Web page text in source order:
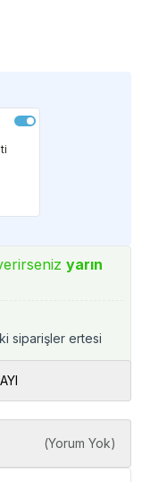
yarın
siparişler ertesi
(Yorum Yok)